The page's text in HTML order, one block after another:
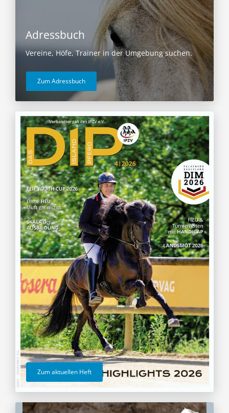
Adressbuch
Vereine, Höfe, Trainer in der Umgebung suchen.
Zum Adressbuch
Zum aktuellen Heft